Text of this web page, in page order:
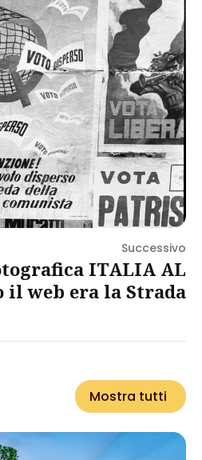
Successivo
ITALIA AL
il web era la Strada
Mostra tutti